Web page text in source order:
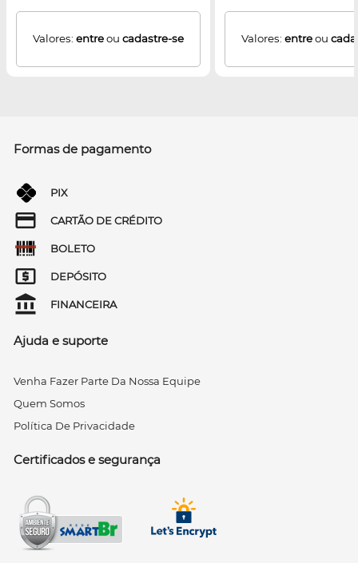
Valores: entreou cadastre-se Valores: entreou
Formas de pagamento
PIX
CARTÃO DE CRÉDITO
BOLETO
DEPÓSITO
FINANCEIRA
Ajuda e suporte
Venha Fazer Parte Da Nossa Equipe
Quem Somos
Política De Privacidade
Certificados e segurança